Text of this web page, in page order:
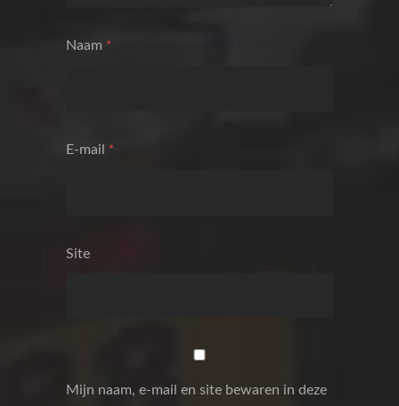
Naam *
E-mail *
Site
Mijn naam, e-mail en site bewaren in deze